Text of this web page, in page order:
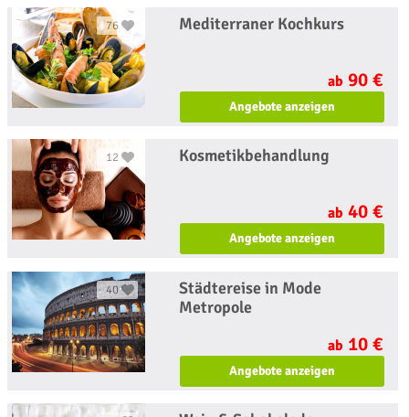
76 Mediterraner Kochkurs
ab 90 €
Angebote anzeigen
12 Kosmetikbehandlung
ab 40 €
Angebote anzeigen
40
Städtereise in Mode
Metropole
ab 10 €
Angebote anzeigen